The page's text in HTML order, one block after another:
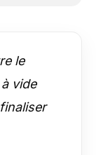
le
vide